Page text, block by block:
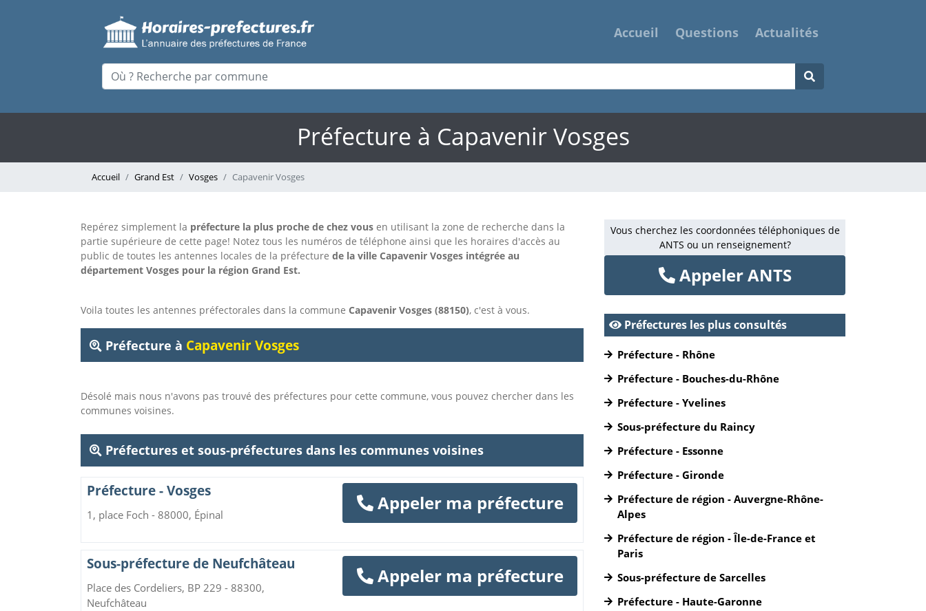
Accueil Questions Actualités
Préfecture à Capavenir Vosges
Accueil Grand Est Vosges Capavenir Vosges
Repérez simplement la préfecture la plus proche de chez vous en utilisant la zone de recherche dans la
partie supérieure de cette page! Notez tous les numéros de téléphone ainsi que les horaires d'accès au
public de toutes les antennes locales de la préfecture de la ville Capavenir Vosges intégrée au
département Vosges pour la région Grand Est.
Voila toutes les antennes préfectorales dans la commune Capavenir Vosges (88150), c'est à vous.
Préfecture à Capavenir Vosges
Désolé mais nous n'avons pas trouvé des préfectures pour cette commune, vous pouvez chercher dans les
communes voisines.
Préfectures et sous-préfectures dans les communes voisines
Préfecture - Vosges
1, place Foch - 88000, Épinal
Appeler ma préfecture
Sous-préfecture de Neufchâteau
Place des Cordeliers, BP 229 - 88300,
Neufchâteau
Appeler ma préfecture
Vous cherchez les coordonnées téléphoniques de
ANTS ou un renseignement?
Appeler ANTS
Préfectures les plus consultés
Préfecture - Rhône
Préfecture - Bouches-du-Rhône
Préfecture - Yvelines
Sous-préfecture du Raincy
Préfecture - Essonne
Préfecture - Gironde
Préfecture de région - Auvergne-Rhône-
Alpes
Préfecture de région - Île-de-France et
Paris
Sous-préfecture de Sarcelles
Préfecture - Haute-Garonne